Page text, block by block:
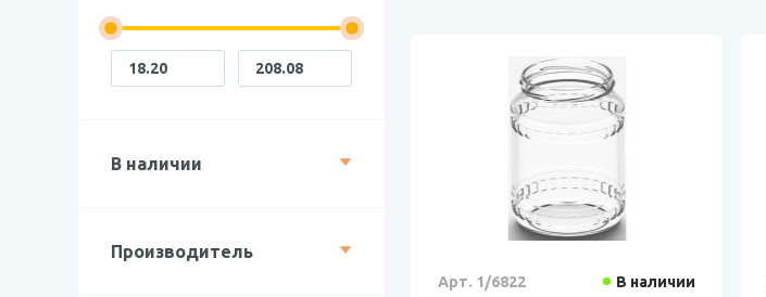
В наличии
Производитель
Арт. 1/6822 В наличии